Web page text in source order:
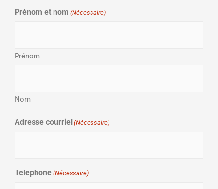
Prénom et nom (Nécessaire)
Prénom
Nom
Adresse courriel (Nécessaire)
Téléphone (Nécessaire)
AAAA